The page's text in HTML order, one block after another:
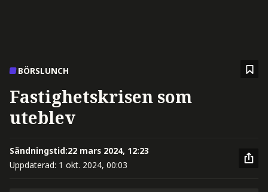
BÖRSLUNCH
Fastighetskrisen som
uteblev
Sändningstid:22 mars 2024, 12:23
Uppdaterad: 1 okt. 2024, 00:03